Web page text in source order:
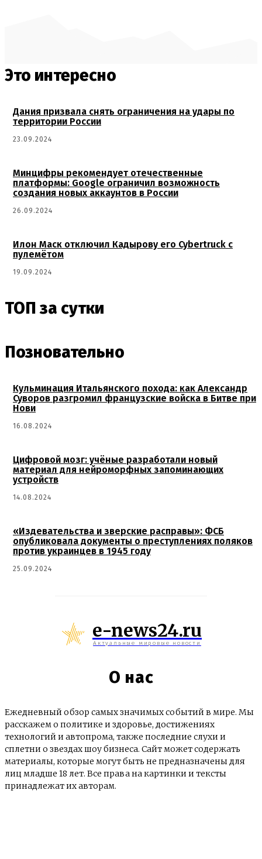
Это интересно
Дания призвала снять ограничения на удары по
территории России
23.09.2024
Минцифры рекомендует отечественные
платформы: Google ограничил возможность
создания новых аккаунтов в России
26.09.2024
Илон Маск отключил Кадырову его Cybertruck с
пулемётом
19.09.2024
ТОП за сутки
Позновательно
Кульминация Итальянского похода: как Александр
Суворов разгромил французские войска в Битве при
Нови
16.08.2024
Цифровой мозг: учёные разработали новый
материал для нейроморфных запоминающих
устройств
14.08.2024
«Издевательства и зверские расправы»: ФСБ
опубликовала документы о преступлениях поляков
против украинцев в 1945 году
25.09.2024
e-news24.ru
Актуальные мировые новости
О нас
Ежедневный обзор самых значимых событий в мире. Мы
расскажем о политике и здоровье, достижениях
технологий и автопрома, также последние слухи и
сплетни о звездах шоу бизнеса. Сайт может содержать
материалы, которые могут быть не предназначены для
лиц младше 18 лет. Все права на картинки и тексты
принадлежат их авторам.